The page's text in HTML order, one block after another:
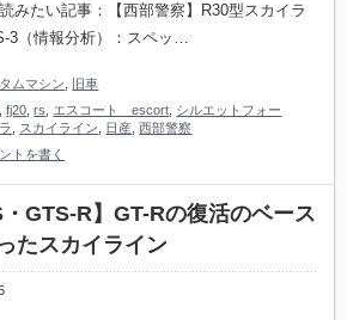
みたい記事：【西部警察】R30型スカイラ
3（情報分析）：スペッ…
ムマシン
旧車
,fj20 ,rs エスコート escort シルエットフォー
スカイライン 日産 ,西部警察
トを書く
・GTS-R】GT-Rの復活のベース
たスカイライン